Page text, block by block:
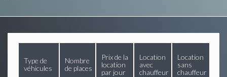
Type de
véhicules
Nombre
de places
Prix de la
location
par jour
Location
avec
chauffeur
Location
sans
chauffeur